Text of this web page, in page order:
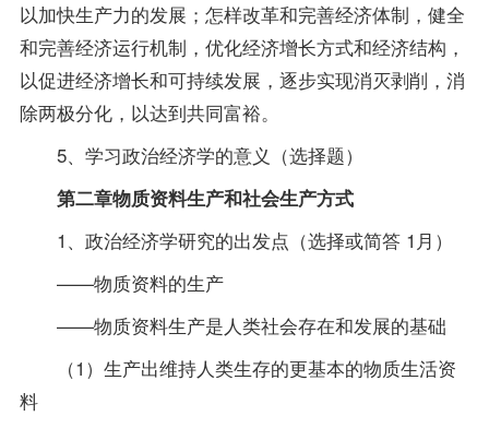
以加快生产力的发展；怎样改革和完善经济体制，健全
和完善经济运行机制，优化经济增长方式和经济结构，
以促进经济增长和可持续发展，逐步实现消灭剥削，消
除两极分化，以达到共同富裕。
5、学习政治经济学的意义（选择题）
第二章物质资料生产和社会生产方式
1、政治经济学研究的出发点（选择或简答 1月）
——物质资料的生产
——物质资料生产是人类社会存在和发展的基础
（1）生产出维持人类生存的更基本的物质生活资
料